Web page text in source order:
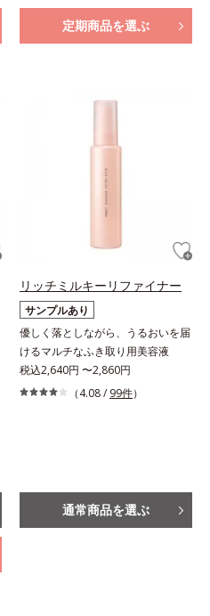
定期商品を選ぶ
リッチミルキーリファイナー
サンプルあり
優しく落としながら、うるおいを届
けるマルチなふき取り用美容液
税込2,640円 〜2,860円
（4.08 / 99件）
通常商品を選ぶ